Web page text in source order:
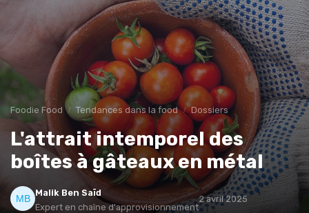
Foodie Food Tendances dans la food Dossiers
L'attrait intemporel des
boîtes à gâteaux en métal
Malik Ben Saïd
Expert en chaîne d'approvisionnement
2 avril 2025